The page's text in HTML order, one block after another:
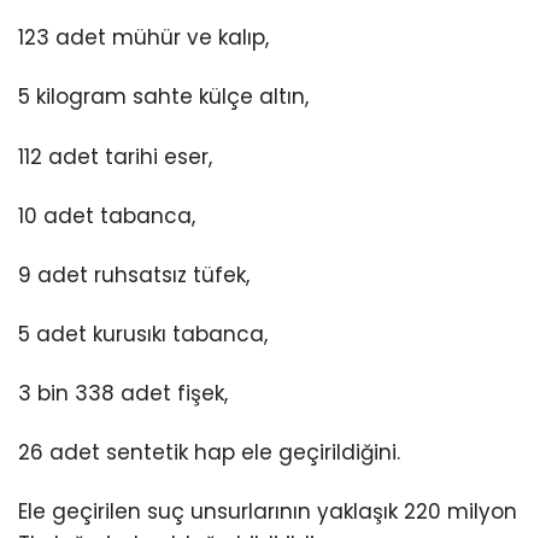
123 adet mühür ve kalıp,
5 kilogram sahte külçe altın,
112 adet tarihi eser,
10 adet tabanca,
9 adet ruhsatsız tüfek,
5 adet kurusıkı tabanca,
3 bin 338 adet fişek,
26 adet sentetik hap ele geçirildiğini.
Ele geçirilen suç unsurlarının yaklaşık 220 milyon